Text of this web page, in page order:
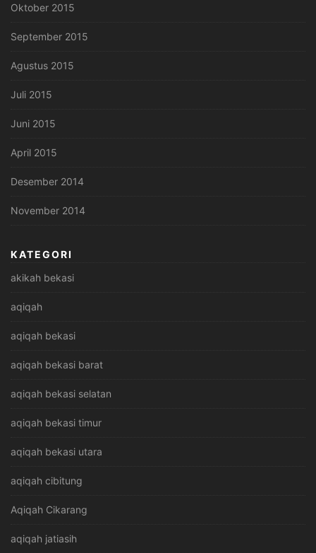
Oktober 2015
September 2015
Agustus 2015
Juli 2015
Juni 2015
April 2015
Desember 2014
November 2014
KATEGORI
akikah bekasi
aqiqah
aqiqah bekasi
aqiqah bekasi barat
aqiqah bekasi selatan
aqiqah bekasi timur
aqiqah bekasi utara
aqiqah cibitung
Aqiqah Cikarang
aqiqah jatiasih